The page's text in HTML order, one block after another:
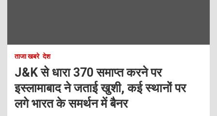
ताजा खबरे देश
J&K से धारा 370 समाप्त करने पर
इस्लामाबाद ने जताई खुशी, कई स्थानों पर
लगे भारत के समर्थन में बैनर